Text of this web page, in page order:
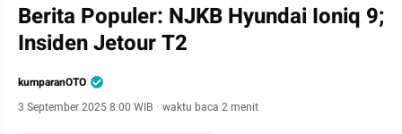
Berita Populer: NJKB Hyundai Ioniq 9;
Insiden Jetour T2
kumparanOTO
3 September 2025 8:00 WIB · waktu baca 2 menit